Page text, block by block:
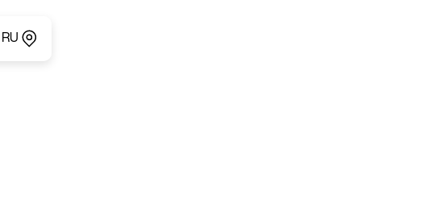
RU